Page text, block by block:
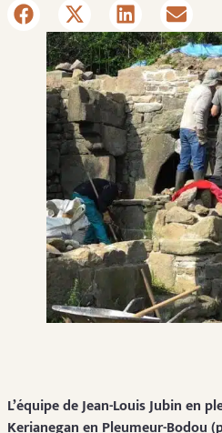
L’équipe de Jean-Louis Jubin en
Kerianegan en Pleumeur-Bodou